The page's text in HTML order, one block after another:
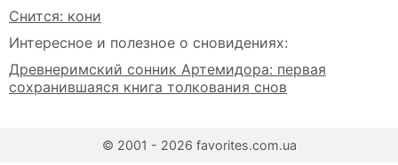
Снится: кони
Интересное и полезное о сновидениях:
Древнеримский сонник Артемидора: первая
сохранившаяся книга толкования снов
© 2001 - 2026 favorites.com.ua